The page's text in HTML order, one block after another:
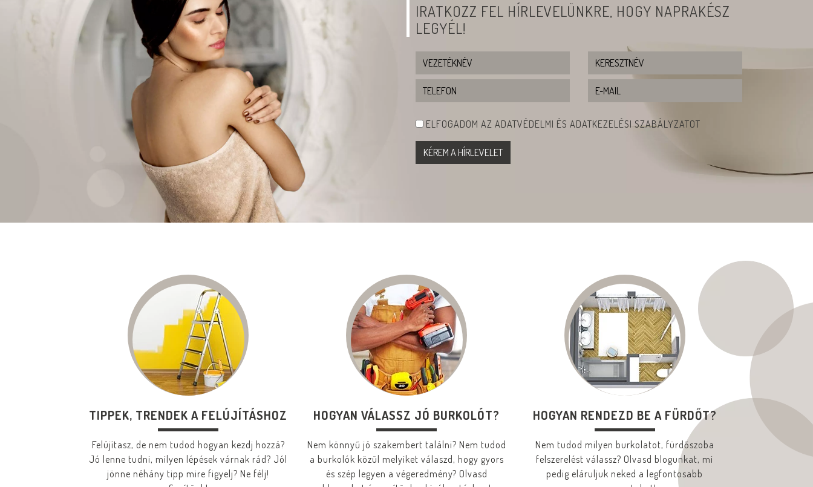
IRATKOZZ FEL HÍRLEVELÜNKRE, HOGY NAPRAKÉSZ
LEGYÉL!
ELFOGADOM AZ ADATVÉDELMI ÉS ADATKEZELÉSI SZABÁLYZATOT
TIPPEK, TRENDEK A FELÚJÍTÁSHOZ
Felújítasz, de nem tudod hogyan kezdj hozzá?
Jó lenne tudni, milyen lépések várnak rád? Jól
jönne néhány tipp mire figyelj? Ne félj!
HOGYAN VÁLASSZ JÓ BURKOLÓT?
Nem könnyű jó szakembert találni? Nem tudod
a burkolók közül melyiket válaszd, hogy gyors
és szép legyen a végeredmény? Olvasd
HOGYAN RENDEZD BE A FÜRDŐT?
Nem tudod milyen burkolatot, fürdőszoba
felszerelést válassz? Olvasd blogunkat, mi
pedig eláruljuk neked a legfontosabb